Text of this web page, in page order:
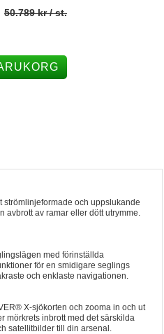
50.789 kr/ st.
strömlinjeformade och uppslukande
avbrott av ramar eller dött utrymme.
med förinställda
för en smidigare seglings
och enklaste navigationen.
X-sjökorten och zooma in och ut
mörkrets inbrott med det särskilda
satellitbilder till din arsenal.